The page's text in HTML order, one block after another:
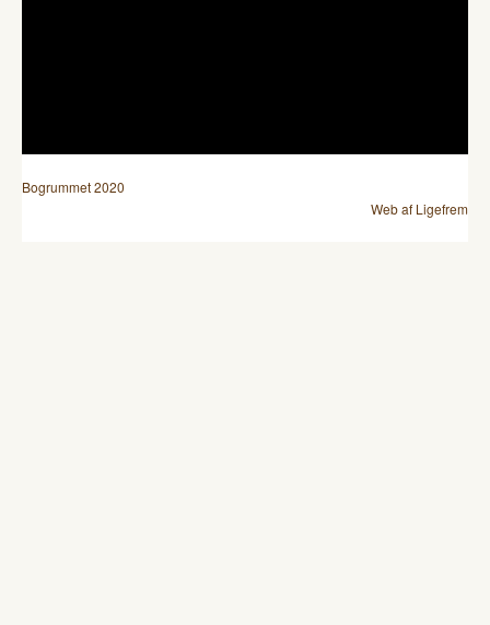
Bogrummet 2020
Web af Ligefrem